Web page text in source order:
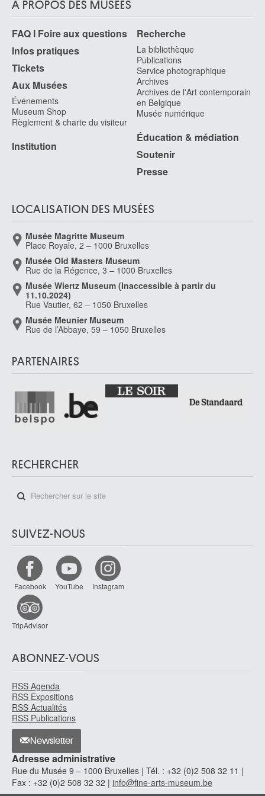
À PROPOS DES MUSÉES
FAQ I Foire aux questions
Infos pratiques
Tickets
Aux Musées
Événements
Museum Shop
Règlement & charte du visiteur
Institution
Recherche
La bibliothèque
Publications
Service photographique
Archives
Archives de l'Art contemporain
en Belgique
Musée numérique
Éducation & médiation
Soutenir
Presse
LOCALISATION DES MUSÉES
Musée Magritte Museum
Place Royale, 2 – 1000 Bruxelles
Musée Old Masters Museum
Rue de la Régence, 3 – 1000 Bruxelles
Musée Wiertz Museum (Inaccessible à partir du
11.10.2024)
Rue Vautier, 62 – 1050 Bruxelles
Musée Meunier Museum
Rue de l’Abbaye, 59 – 1050 Bruxelles
PARTENAIRES
RECHERCHER
SUIVEZ-NOUS
Facebook YouTube Instagram
TripAdvisor
ABONNEZ-VOUS
RSS Agenda
RSS Expositions
RSS Actualités
RSS Publications
Newsletter
Adresse administrative
Rue du Musée 9 – 1000 Bruxelles | Tél. : +32 (0)2 508 32 11 |
Fax : +32 (0)2 508 32 32 | info@fine-arts-museum.be